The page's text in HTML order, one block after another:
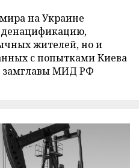
на Украине
денацификацию,
жителей, но и
с попытками Киева
замглавы МИД РФ